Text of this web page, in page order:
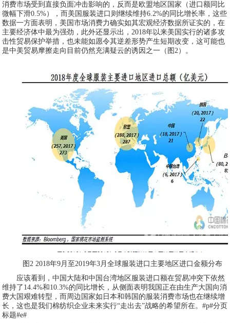
消费市场受到直接负面冲击影响的，反而是欧盟地区国家（进口额同比
微幅下滑0.5%），而美国服装进口则继续维持6.2%的同比增长率，这些
数据一方面表明，美国市场消费力确实如其宏观经济数据所证实的，在
主要经济体中最为强劲，此外还显示出，2018年以来美国实行的诸多攻
击性贸易保护举措，也未能如愿令其逆差形势产生短期改变，这可能也
是中美贸易摩擦走向目前仍然充满疑云的诱因之一（图2）。
图2 2018年9月至2019年3月全球服装进口主要地区进口金额分布
应该看到，中国大陆和中国台湾地区服装进口额在贸易冲突下依然
维持了14.4%和10.3%的同比增长，从侧面表明我国正在由生产大国向消
费大国艰难转型，而周边国家如日本和韩国的服装消费市场也在继续增
长，这也是我们棉纺织企业未来实行“走出去”战略的希望所在。#p#分页
标题#e#